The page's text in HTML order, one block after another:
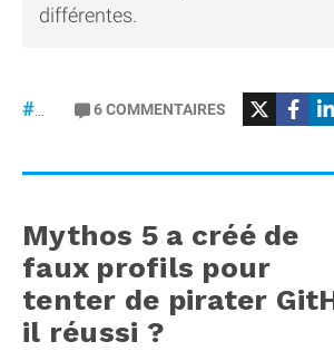
différentes.
#gt53 #Mercedes
6COMMENTAIRES
Mythos 5 a créé de
faux profils pour
tenter de pirater
il réussi ?